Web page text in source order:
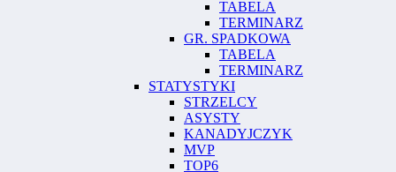
TABELA
TERMINARZ
GR. SPADKOWA
TABELA
TERMINARZ
STATYSTYKI
STRZELCY
ASYSTY
KANADYJCZYK
MVP
TOP6